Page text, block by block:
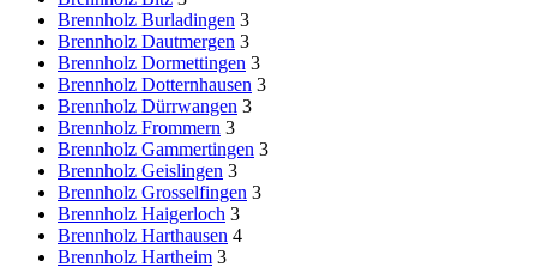
Brennholz Burladingen 3
Brennholz Dautmergen 3
Brennholz Dormettingen 3
Brennholz Dotternhausen 3
Brennholz Dürrwangen 3
Brennholz Frommern 3
Brennholz Gammertingen 3
Brennholz Geislingen 3
Brennholz Grosselfingen 3
Brennholz Haigerloch 3
Brennholz Harthausen 4
Brennholz Hartheim 3